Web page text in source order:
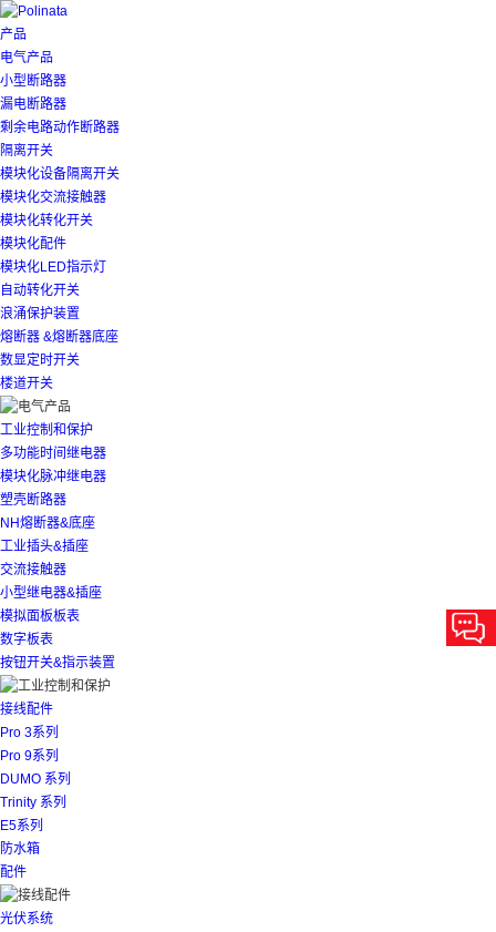
产品
电气产品
小型断路器
漏电断路器
剩余电路动作断路器
隔离开关
模块化设备隔离开关
模块化交流接触器
模块化转化开关
模块化配件
模块化LED指示灯
自动转化开关
浪涌保护装置
熔断器 &熔断器底座
数显定时开关
楼道开关
工业控制和保护
多功能时间继电器
模块化脉冲继电器
塑壳断路器
NH熔断器&底座
工业插头&插座
交流接触器
小型继电器&插座
模拟面板板表
数字板表
按钮开关&指示装置
接线配件
Pro 3系列
Pro 9系列
DUMO 系列
Trinity 系列
E5系列
防水箱
配件
光伏系统